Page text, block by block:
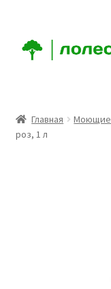
навигации
содержимому
О Компании
Главная Моющие
роз, 1 л